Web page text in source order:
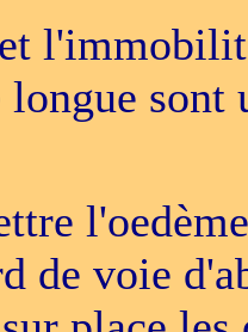
et
longue
de voie